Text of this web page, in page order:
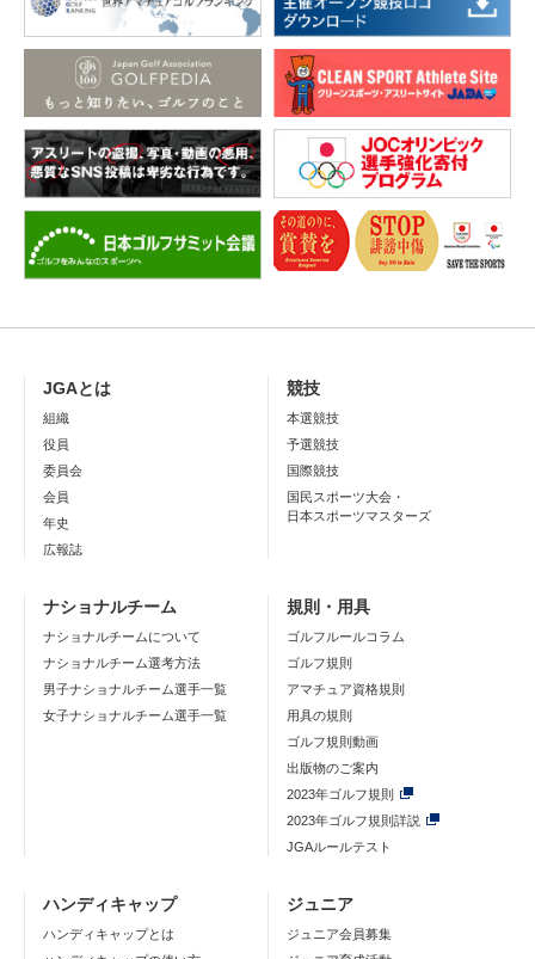
JGAとは
組織
役員
委員会
会員
年史
広報誌
競技
本選競技
予選競技
国際競技
国民スポーツ大会・
日本スポーツマスターズ
ナショナルチーム
ナショナルチームについて
ナショナルチーム選考方法
男子ナショナルチーム選手一覧
女子ナショナルチーム選手一覧
規則・用具
ゴルフルールコラム
ゴルフ規則
アマチュア資格規則
用具の規則
ゴルフ規則動画
出版物のご案内
2023年ゴルフ規則
2023年ゴルフ規則詳説
JGAルールテスト
ハンディキャップ
ハンディキャップとは
ジュニア
ジュニア会員募集